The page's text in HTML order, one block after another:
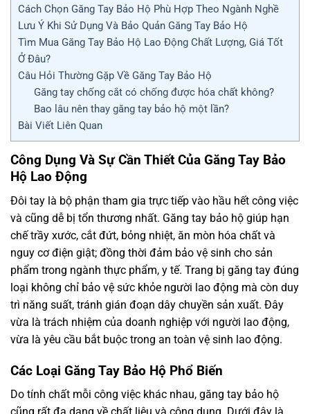
Cách Chọn Găng Tay Bảo Hộ Phù Hợp Theo Ngành Nghề
Lưu Ý Khi Sử Dụng Và Bảo Quản Găng Tay Bảo Hộ
Tìm Mua Găng Tay Bảo Hộ Lao Động Chất Lượng, Giá Tốt
Ở Đâu?
Câu Hỏi Thường Gặp Về Găng Tay Bảo Hộ
Găng tay chống cắt có chống được hóa chất không?
Bao lâu nên thay găng tay bảo hộ một lần?
Bài Viết Liên Quan
Công Dụng Và Sự Cần Thiết Của Găng Tay Bảo
Hộ Lao Động
Đôi tay là bộ phận tham gia trực tiếp vào hầu hết công việc
và cũng dễ bị tổn thương nhất. Găng tay bảo hộ giúp hạn
chế trầy xước, cắt đứt, bỏng nhiệt, ăn mòn hóa chất và
nguy cơ điện giật; đồng thời đảm bảo vệ sinh cho sản
phẩm trong ngành thực phẩm, y tế. Trang bị găng tay đúng
loại không chỉ bảo vệ sức khỏe người lao động mà còn duy
trì năng suất, tránh gián đoạn dây chuyền sản xuất. Đây
vừa là trách nhiệm của doanh nghiệp với người lao động,
vừa là yêu cầu bắt buộc trong an toàn vệ sinh lao động.
Các Loại Găng Tay Bảo Hộ Phổ Biến
Do tính chất mỗi công việc khác nhau, găng tay bảo hộ